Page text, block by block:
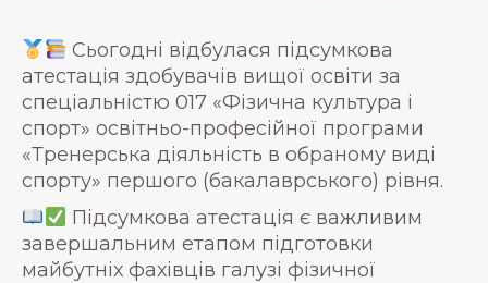
Сьогодні відбулася підсумкова
атестація здобувачів вищої освіти за
спеціальністю 017 «Фізична культура і
спорт» освітньо-професійної програми
«Тренерська діяльність в обраному виді
спорту» першого (бакалаврського) рівня.
Підсумкова атестація є важливим
завершальним етапом підготовки
майбутніх фахівців галузі фізичної